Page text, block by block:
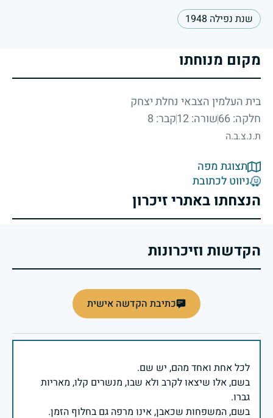
שנת נפילה 1948
מקום מנוחתו
בית העלמין הצבאי נחלת יצחק
חלקה: 66
שורה: 12 קבר: 8
ת.נ.צ.ב.ה
תצוגת מפה
ניווט לכתובת
הנצחתו באתרי זיכרון
הקדשות וזיכרונות
כתיבת הקדשה אישית
בשם, אלו שיצאו לקרב ולא שבו, מנשרים קלו, מאריות